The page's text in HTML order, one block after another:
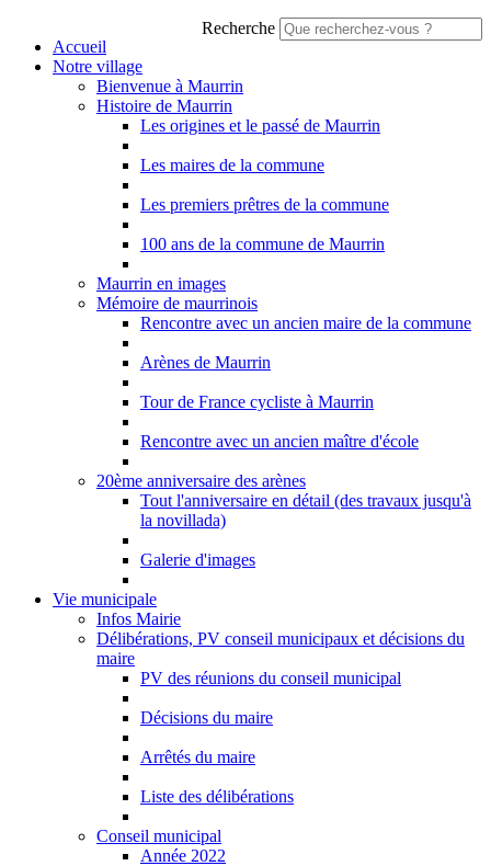
Recherche
Accueil
Notre village
Bienvenue à Maurrin
Histoire de Maurrin
Les origines et le passé de Maurrin
Les maires de la commune
Les premiers prêtres de la commune
100 ans de la commune de Maurrin
Maurrin en images
Mémoire de maurrinois
Rencontre avec un ancien maire de la commune
Arènes de Maurrin
Tour de France cycliste à Maurrin
Rencontre avec un ancien maître d'école
20ème anniversaire des arènes
Tout l'anniversaire en détail (des travaux jusqu'à
la novillada)
Galerie d'images
Vie municipale
Infos Mairie
Délibérations, PV conseil municipaux et décisions du
maire
PV des réunions du conseil municipal
Décisions du maire
Arrêtés du maire
Liste des délibérations
Conseil municipal
Année 2022